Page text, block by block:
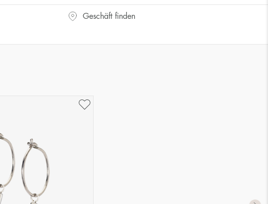
Geschäft finden